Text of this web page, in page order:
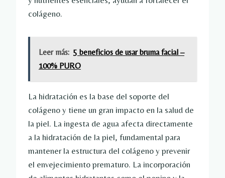
colágeno.
Leer más: 5 beneficios de usar bruma facial –
100% PURO
La hidratación es la base del soporte del
colágeno y tiene un gran impacto en la salud de
la piel. La ingesta de agua afecta directamente
a la hidratación de la piel, fundamental para
mantener la estructura del colágeno y prevenir
el envejecimiento prematuro. La incorporación